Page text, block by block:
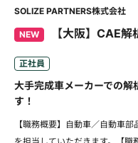
SOLIZE PARTNERS株式会社
NEW 【大阪】CAE
正社員
大手完成車メーカーでの解
す！
【職務概要】自動車／自動車